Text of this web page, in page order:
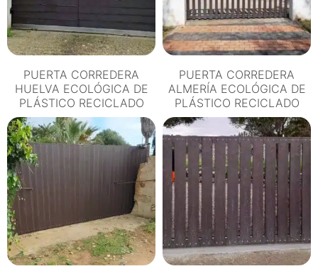
PUERTA CORREDERA
HUELVA ECOLÓGICA DE
PLÁSTICO RECICLADO
PUERTA CORREDERA
ALMERÍA ECOLÓGICA DE
PLÁSTICO RECICLADO